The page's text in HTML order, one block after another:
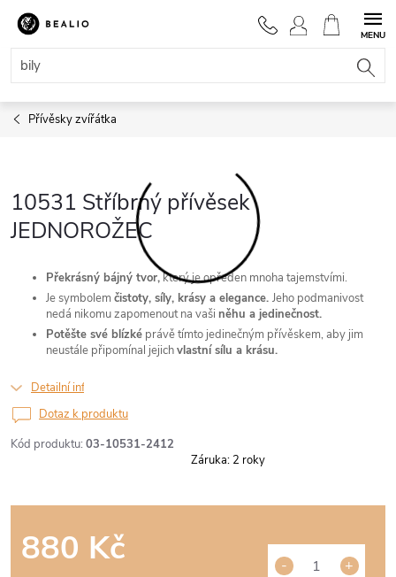
Přejít
obsah
NÁKUPNÍ
KOŠÍK
Přívěsky zvířátka
10531 Stříbrný přívěsek
JEDNOROŽEC
Kód produktu: 03-10531-2412
Překrásný bájný tvor,který je opředen mnoha tajemstvími.
Je symbolem čistoty, síly, krásy a elegance. Jeho podmanivost
nedá nikomu zapomenout na vaši něhu a jedinečnost.
Potěšte své blízké právě tímto jedinečným přívěskem, aby jim
neustále připomínal jejichvlastní sílu a krásu.
Detailní informace
880 Kč
Dotaz k produktu
Záruka: 2 roky